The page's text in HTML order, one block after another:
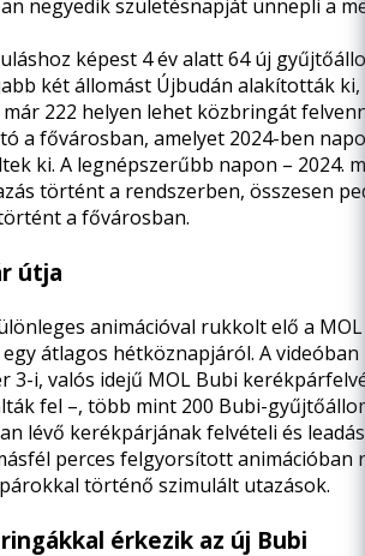
negyedik születésnapját ünnepli a
képest 4 év alatt 64 új
két állomást Újbudán alakították ki,
222 helyen lehet közbringát
a fővárosban, amelyet 2024-ben
ki. A legnépszerűbb napon – 2024.
történt a rendszerben, összesen
a fővárosban.
útja
animációval rukkolt elő a
átlagos hétköznapjáról. A
3-i, valós idejű MOL Bubi
fel –, több mint 200 Bubi-
lévő kerékpárjának felvételi és
perces felgyorsított animációban
történő szimulált utazások.
érkezik az új Bubi